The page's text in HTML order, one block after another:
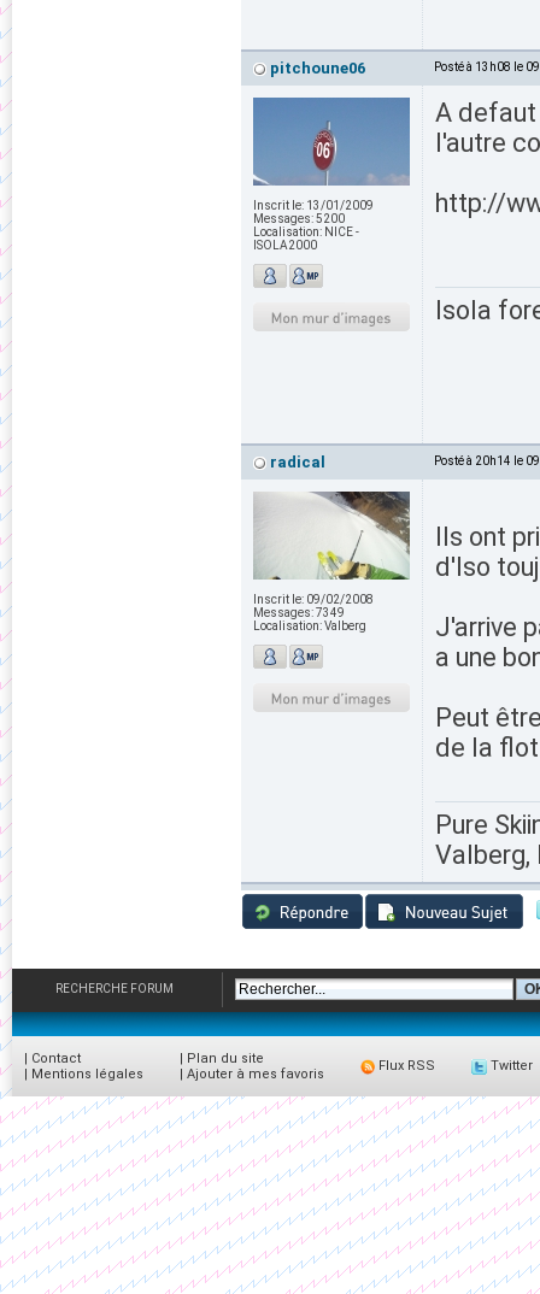
pitchoune06 Posté à 13h08 le
Inscrit le: 13/01/2009
Messages:5200
Localisation: NICE -
ISOLA2000
A defaut
l'autre
http://
Isola
radical Posté à 20h14 le
Inscrit le: 09/02/2008
Messages:7349
Localisation:Valberg
Ils ont
d'Iso
J'arrive
a une
Peut
de la
Pure
Valberg,
RECHERCHE FORUM
| Contact
| Mentions légales
| Plan du site
| Ajouter à mes favoris
Flux RSS Twitter